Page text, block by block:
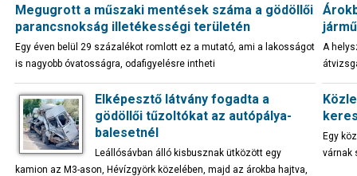
Megugrott a műszaki mentések száma a gödöllői
parancsnokság illetékességi területén
Egy éven belül 29 százalékot romlott ez a mutató, ami a lakosságot
is nagyobb óvatosságra, odafigyelésre intheti
A
Elképesztő látvány fogadta a
gödöllői tűzoltókat az autópálya-
balesetnél
Leállósávban álló kisbusznak ütközött egy
kamion az M3-ason, Hévízgyörk közelében, majd az árokba hajtva,
Egy
várnak